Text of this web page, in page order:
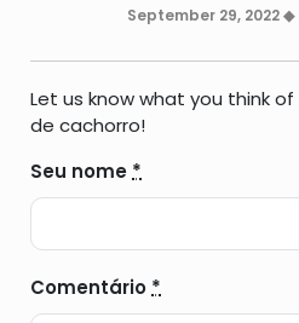
September 29, 2022 ◆
Let us know what you think of
de cachorro!
Seu nome *
Comentário *